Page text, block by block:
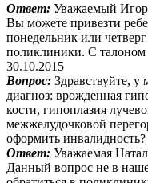
Ответ: Уважаемый
Вы можете привезти
понедельник или
поликлиники. С талоном
30.10.2015
Вопрос: Здравствуйте,
диагноз: врожденная
кости, гипоплазия
межжелудочковой
оформить инвалидность?
Ответ: Уважаемая
Данный вопрос не в